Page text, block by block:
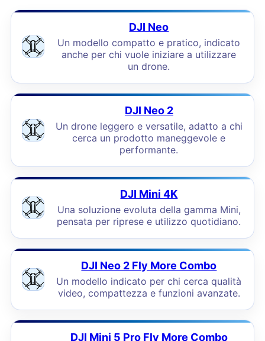
DJI Neo
Un modello compatto e pratico, indicato
anche per chi vuole iniziare a utilizzare
un drone.
DJI Neo 2
Un drone leggero e versatile, adatto a chi
cerca un prodotto maneggevole e
performante.
DJI Mini 4K
Una soluzione evoluta della gamma Mini,
pensata per riprese e utilizzo quotidiano.
DJI Neo 2 Fly More Combo
Un modello indicato per chi cerca qualità
video, compattezza e funzioni avanzate.
DJI Mini 5 Pro Fly More Combo